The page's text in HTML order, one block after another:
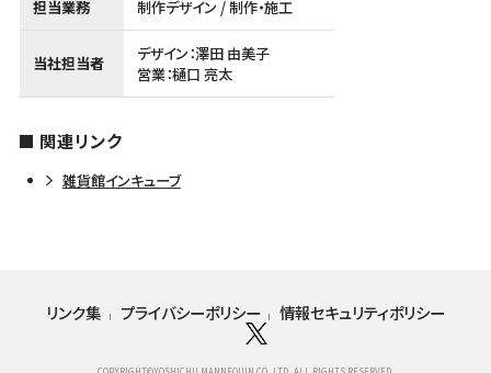
担当業務 制作デザイン / 制作・施工
当社担当者
デザイン：澤田 由美子
営業：樋口 亮太
関連リンク
雑貨館インキューブ
リンク集 プライバシーポリシー 情報セキュリティポリシー